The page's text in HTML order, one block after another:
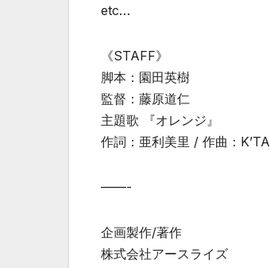
etc…
《STAFF》
脚本：園田英樹
監督：藤原道仁
主題歌 『オレンジ』
作詞：亜利美里 / 作曲：K’TA
——-
企画製作/著作
株式会社アースライズ